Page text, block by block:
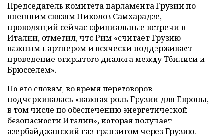
Председатель комитета парламента Грузии по
внешним связям Николоз Самхарадзе,
проводящий сейчас официальные встречи в
Италии, отметил, что Рим «считает Грузию
важным партнером и всячески поддерживает
проведение открытого диалога между Тбилиси и
Брюсселем».
По его словам, во время переговоров
подчеркивалась «важная роль Грузии для Европы,
в том числе по обеспечению энергетической
безопасности Италии», которая получает
азербайджанский газ транзитом через Грузию.